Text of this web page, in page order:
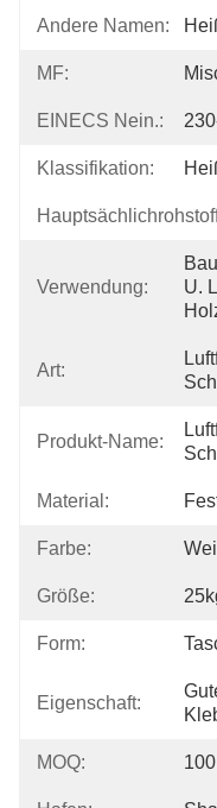
Andere Namen:
MF:
EINECS Nein.:
Klassifikation:
Verwendung:
U.
Art:
Produkt-Name:
Material:
Farbe:
Größe:
Form:
Eigenschaft:
MOQ: 100